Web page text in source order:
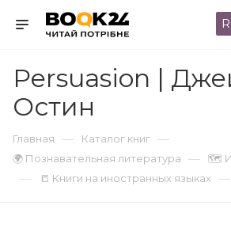
Persuasion |
Остин
Главная — Каталог книг —
🌍 Познавательная литература — 🗺
— 📒 Книги на иностранных языках —